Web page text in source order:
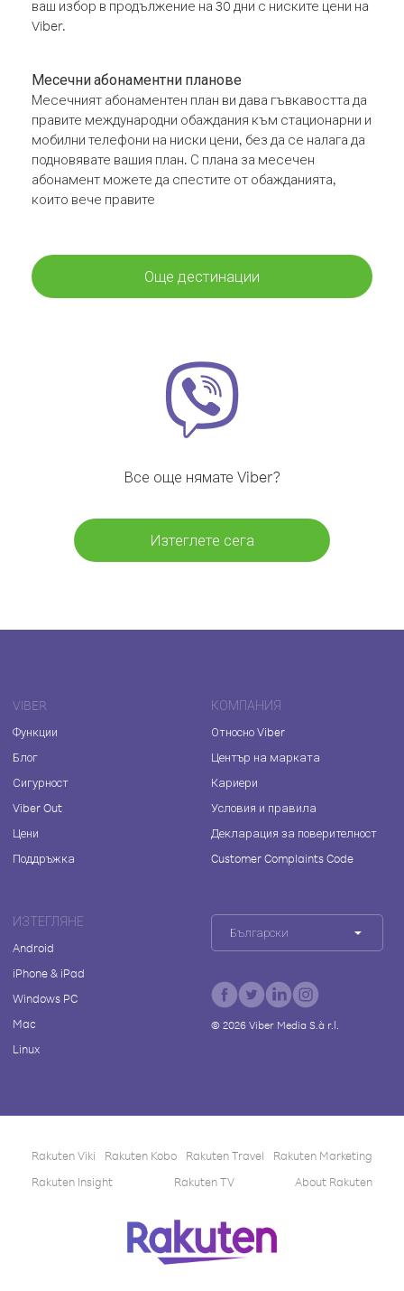
ваш избор в продължение на 30 дни с ниските цени на
Viber.
Месечни абонаментни планове
Месечният абонаментен план ви дава гъвкавостта да
правите международни обаждания към стационарни и
мобилни телефони на ниски цени, без да се налага да
подновявате вашия план. С плана за месечен
абонамент можете да спестите от обажданията,
които вече правите
Още дестинации
Все още нямате Viber?
Изтеглете сега
VIBER
Функции
Блог
Сигурност
Viber Out
Цени
Поддръжка
КОМПАНИЯ
Относно Viber
Център на марката
Кариери
Условия и правила
Декларация за поверителност
Customer Complaints Code
ИЗТЕГЛЯНЕ
Android
iPhone & iPad
Windows PC
Mac
Linux
Български
© 2026Viber Media S.à r.l.
Rakuten Viki Rakuten Kobo Rakuten Travel
Rakuten Marketing
Rakuten Insight
Rakuten TV About Rakuten